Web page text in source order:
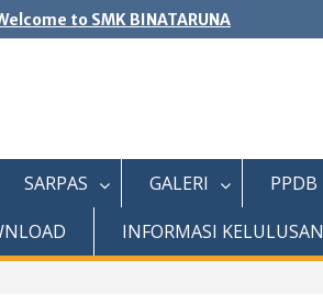
to SMK BINATARUNA
SARPAS GALERI PPDB
INFORMASI KELULUSAN